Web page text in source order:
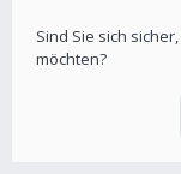
Sind Sie sich
möchten?